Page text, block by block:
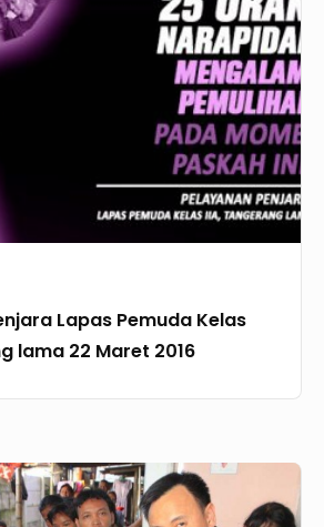
Lapas Pemuda Kelas
lama 22 Maret 2016